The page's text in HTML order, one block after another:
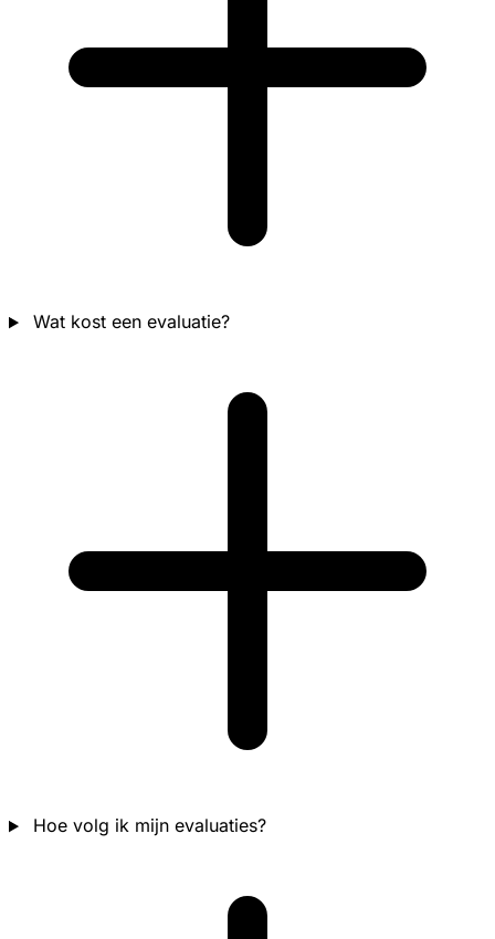
Wat kost een evaluatie?
Hoe volg ik mijn evaluaties?